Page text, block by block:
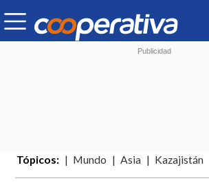
Tópicos: Mundo Asia Kazajistán